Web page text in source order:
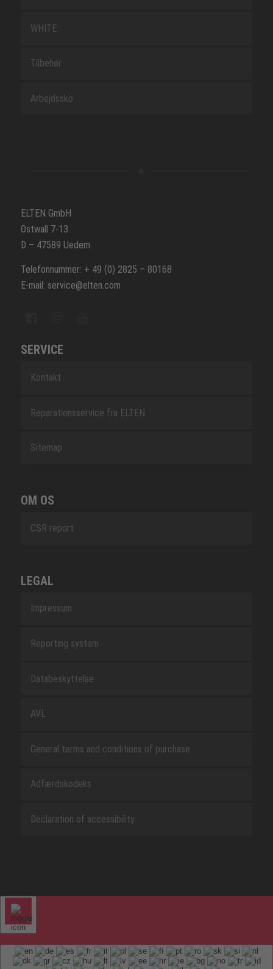
WHITE
Tilbehør
Arbejdssko
ELTEN GmbH
Ostwall 7-13
D – 47589 Uedem
Telefonnummer: + 49 (0) 2825 – 80168
E-mail: service@elten.com
SERVICE
Kontakt
Reparationsservice fra ELTEN
Sitemap
OM OS
CSR report
LEGAL
Impressum
Reporting system
Databeskyttelse
AVL
General terms and conditions of purchase
Adfærdskodeks
Declaration of accessibility